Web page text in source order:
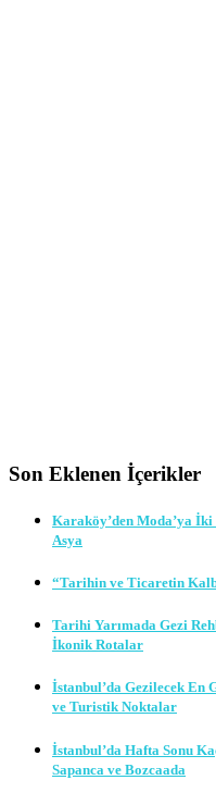
Son Eklenen İçerikler
Karaköy’den Moda’ya
Asya
“Tarihin ve Ticaretin
Tarihi Yarımada Gezi
İkonik Rotalar
İstanbul’da Gezilecek En
ve Turistik Noktalar
İstanbul’da Hafta Sonu
Sapanca ve Bozcaada